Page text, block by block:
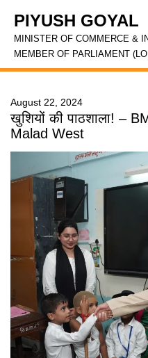
PIYUSH GOYAL
MINISTER OF COMMERCE &
MEMBER OF PARLIAMENT
August 22, 2024
खुशियों की पाठशाला! –
Malad West